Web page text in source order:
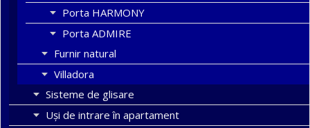
Porta HARMONY
Porta ADMIRE
Furnir natural
Villadora
Sisteme de glisare
Uși de intrare în apartament